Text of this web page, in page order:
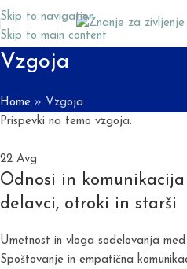
Skip to navigation
Skip to main content
Vzgoja
Home » Vzgoja
Prispevki na temo vzgoja.
22 Avg
Odnosi in
delavci, otroki in starši
Umetnost in vloga sodelovanja
Spoštovanje in empatična